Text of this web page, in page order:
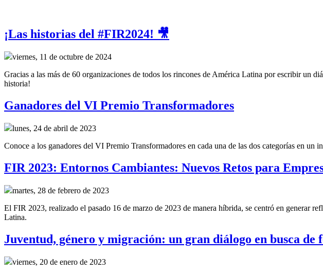
¡Las historias del #FIR2024! 🎥
viernes, 11 de octubre de 2024
Gracias a las más de 60 organizaciones de todos los rincones de América Latina por escribir un
historia!
Ganadores del VI Premio Transformadores
lunes, 24 de abril de 2023
Conoce a los ganadores del VI Premio Transformadores en cada una de las dos categorías en
FIR 2023: Entornos Cambiantes: Nuevos Retos para
martes, 28 de febrero de 2023
El FIR 2023, realizado el pasado 16 de marzo de 2023 de manera híbrida, se centró en generar
Latina.
Juventud, género y migración: un gran diálogo en busca
viernes, 20 de enero de 2023